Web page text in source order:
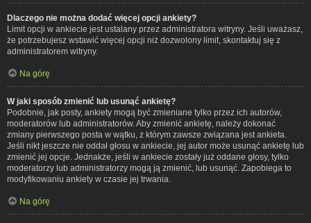
Dlaczego nie można dodać więcej opcji ankiety?
Limit opcji w ankiecie jest ustalany przez administratora witryny. Jeśli uważasz,
że potrzebujesz wstawić więcej opcji niż dozwolony limit, skontaktuj się z
administratorem witryny.
Na górę
W jaki sposób zmienić lub usunąć ankietę?
Podobnie, jak posty, ankiety mogą być zmieniane tylko przez ich autorów,
moderatorów lub administratorów. Aby zmienić ankietę, należy dokonać
zmiany pierwszego posta w wątku, z którym zawsze związana jest ankieta.
Jeśli nikt jeszcze nie oddał głosu w ankiecie, jej autor może usunąć ankietę lub
zmienić jej opcje. Jednakże, jeśli w ankiecie zostały już oddane głosy, tylko
moderatorzy lub administratorzy mogą ją zmienić, lub usunąć. Zapobiega to
modyfikowaniu ankiety w czasie jej trwania.
Na górę